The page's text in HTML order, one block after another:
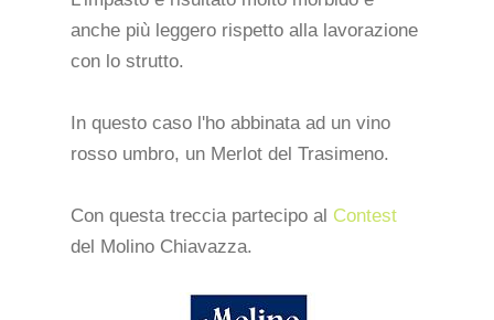
anche più leggero rispetto alla lavorazione
con lo strutto.
In questo caso l'ho abbinata ad un vino
rosso umbro, un Merlot del Trasimeno.
Con questa treccia partecipo al Contest
del Molino Chiavazza.